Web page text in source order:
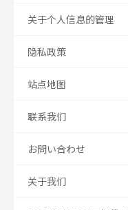
关于个人信息的管理
隐私政策
站点地图
联系我们
お問い合わせ
关于我们